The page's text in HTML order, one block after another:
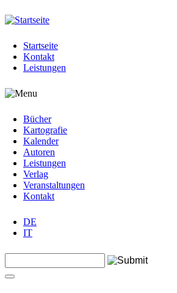
Jump to navigation
Startseite
Kontakt
Leistungen
Bücher
Kartografie
Kalender
Autoren
Leistungen
Verlag
Veranstaltungen
Kontakt
DE
IT
Suchformular